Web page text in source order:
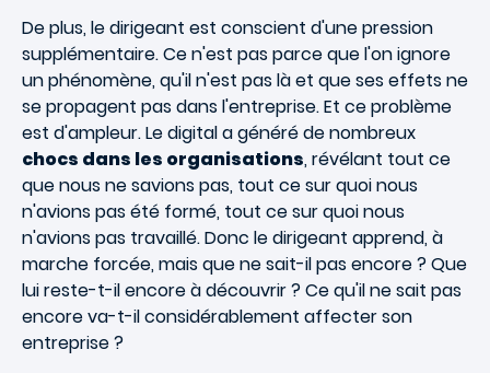
De plus, le dirigeant est conscient d'une pression
supplémentaire. Ce n'est pas parce que l'on ignore
un phénomène, qu'il n'est pas là et que ses effets ne
se propagent pas dans l'entreprise. Et ce problème
est d'ampleur. Le digital a généré de nombreux
chocs dans les organisations, révélant tout ce
que nous ne savions pas, tout ce sur quoi nous
n'avions pas été formé, tout ce sur quoi nous
n'avions pas travaillé. Donc le dirigeant apprend, à
marche forcée, mais que ne sait-il pas encore ? Que
lui reste-t-il encore à découvrir ? Ce qu'il ne sait pas
encore va-t-il considérablement affecter son
entreprise ?